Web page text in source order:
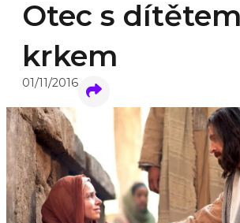
Otec s
krkem
01/11/2016